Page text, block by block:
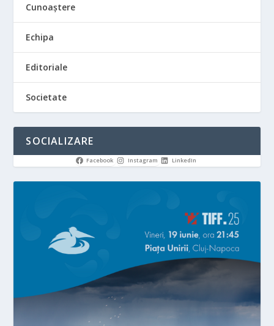
Cunoaștere
Echipa
Editoriale
Societate
SOCIALIZARE
Facebook Instagram LinkedIn